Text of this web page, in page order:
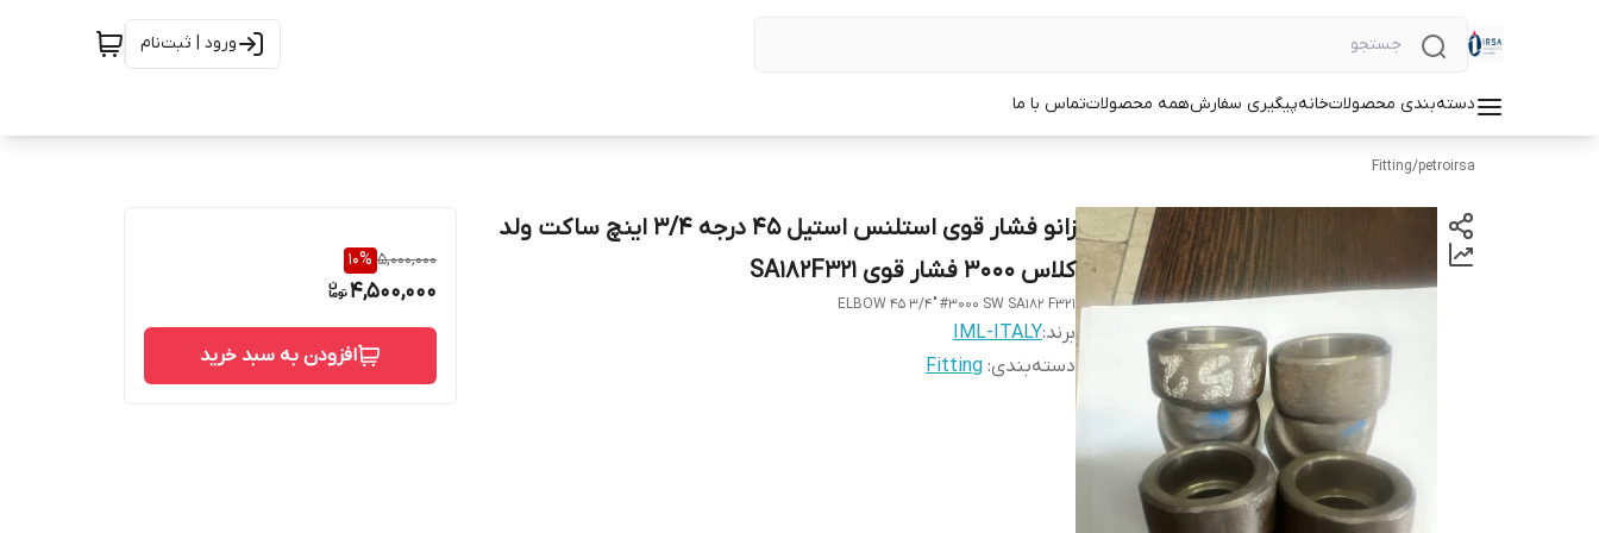
ورود | ثبت‌نام
دسته‌بندی محصولاتخانهپیگیری سفارشهمه محصولاتتماس با ما
petroirsa
/
Fitting
زانو فشار قوی استلنس استیل 45 درجه 3/4 اینچ ساکت ولد
کلاس 3000 فشار قوی SA182F321
ELBOW 45 3/4" #3000 SW SA182 F321
برند:IML-ITALY
دسته‌بندی:
Fitting
5,000,000
10%
4,500,000
افزودن به سبد خرید